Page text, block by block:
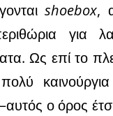
shoebox,
για
Ως επί το
ο όρος